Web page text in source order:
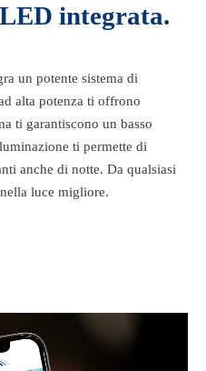
integrata.
un potente sistema di
alta potenza ti offrono
ti garantiscono un basso
ti permette di
anche di notte. Da qualsiasi
luce migliore.